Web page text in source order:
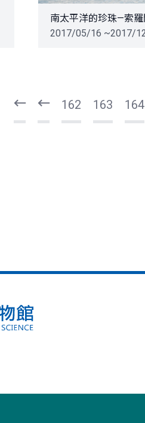
南太平洋的珍珠—索
2017/05/16 ~2017/
162 163 164